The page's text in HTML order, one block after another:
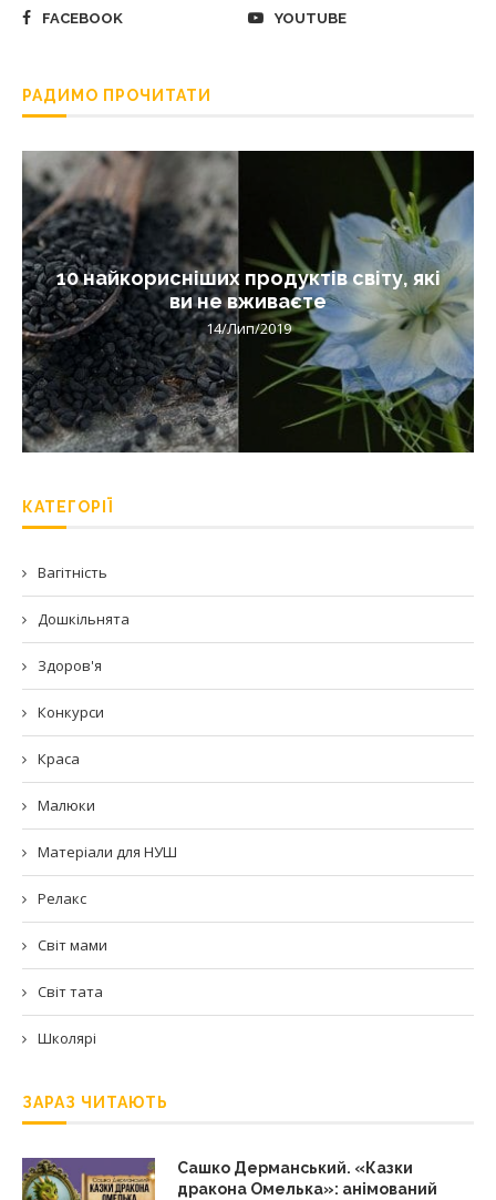
FACEBOOK YOUTUBE
РАДИМО ПРОЧИТАТИ
10 найкорисніших продуктів світу, які
ви не вживаєте
14/Лип/2019
КАТЕГОРІЇ
Вагітність
Дошкільнята
Здоров'я
Конкурси
Краса
Малюки
Матеріали для НУШ
Релакс
Світ мами
Світ тата
Школярі
ЗАРАЗ ЧИТАЮТЬ
Сашко Дерманський. «Казки
дракона Омелька»: анімований